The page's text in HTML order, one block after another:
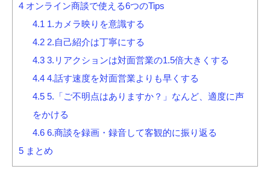
4 オンライン商談で使える6つのTips
4.1 1.カメラ映りを意識する
4.22.自己紹介は丁寧にする
4.33.リアクションは対面営業の1.5倍大きくする
4.44.話す速度を対面営業よりも早くする
4.55.「ご不明点はありますか？」なんど、適度に声
をかける
4.66.商談を録画・録音して客観的に振り返る
5 まとめ